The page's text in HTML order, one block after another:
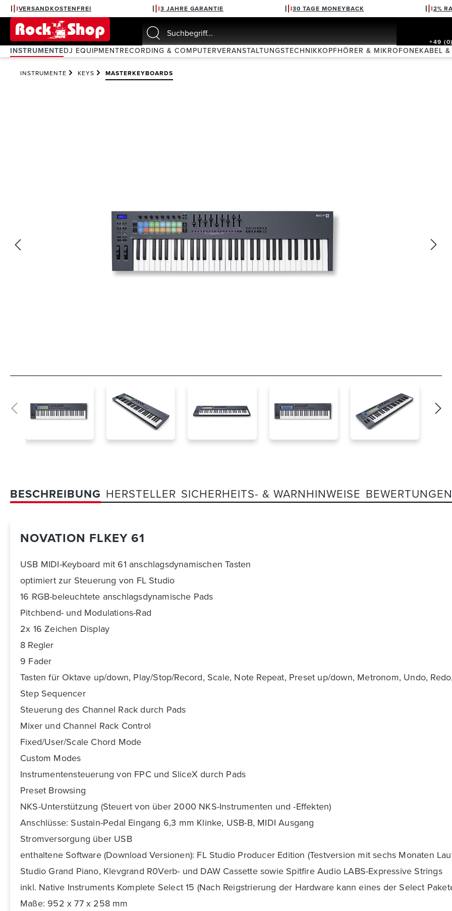
Zur Hauptnavigation springen
VERSANDKOSTENFREI 3 JAHRE GARANTIE 30 TAGE MONEYBACK 2%
+49
INSTRUMENTEDJ EQUIPMENTRECORDING & COMPUTERVERANSTALTUNGSTECHNIKKOPFHÖRER & MIKROFONEKABEL
INSTRUMENTE KEYS MASTERKEYBOARDS
BESCHREIBUNG HERSTELLER SICHERHEITS- & WARNHINWEISE BEWERTUNGEN
NOVATION FLKEY 61
USB MIDI-Keyboard mit 61 anschlagsdynamischen Tasten
optimiert zur Steuerung von FL Studio
16 RGB-beleuchtete anschlagsdynamische Pads
Pitchbend- und Modulations-Rad
2x 16 Zeichen Display
8 Regler
9 Fader
Tasten für Oktave up/down, Play/Stop/Record, Scale, Note Repeat, Preset up/down, Metronom, Undo,
Step Sequencer
Steuerung des Channel Rack durch Pads
Mixer und Channel Rack Control
Fixed/User/Scale Chord Mode
Custom Modes
Instrumentensteuerung von FPC und SliceX durch Pads
Preset Browsing
NKS-Unterstützung (Steuert von über 2000 NKS-Instrumenten und -Effekten)
Anschlüsse: Sustain-Pedal Eingang 6,3 mm Klinke, USB-B, MIDI Ausgang
Stromversorgung über USB
enthaltene Software (Download Versionen): FL Studio Producer Edition (Testversion mit sechs Monaten
Studio Grand Piano, Klevgrand R0Verb- und DAW Cassette sowie Spitfire Audio LABS-Expressive Strings
inkl. Native Instruments Komplete Select 15 (Nach Reigstrierung der Hardware kann eines der Select
Maße: 952 x 77 x 258 mm